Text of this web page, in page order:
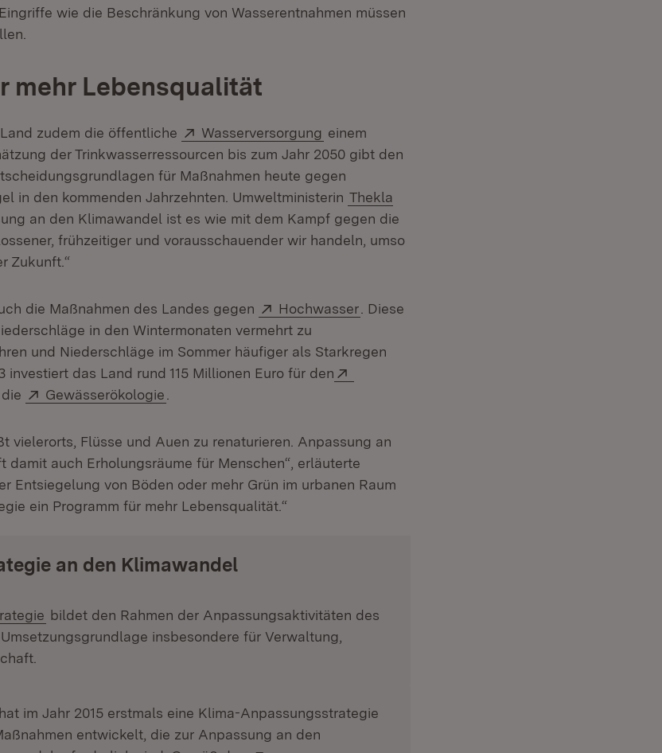
wie die Beschränkung von Wasserentnahmen müssen
mehr Lebensqualität
zudem die öffentliche Extern:
Wasserversorgung (Öffnet in neuem Fenster)
einem
der Trinkwasserressourcen bis zum Jahr 2050 gibt den
für Maßnahmen heute gegen
in den kommenden Jahrzehnten. Umweltministerin Thekla
an den Klimawandel ist es wie mit dem Kampf gegen die
frühzeitiger und vorausschauender wir handeln, umso
Zukunft.“
die Maßnahmen des Landes gegen Extern:
Hochwasser (Öffnet in neuem Fenster)
. Diese
in den Wintermonaten vermehrt zu
und Niederschläge im Sommer häufiger als Starkregen
investiert das Land rund 115 Millionen Euro für den
in neuem Fenster)
Extern:
Gewässerökologie
vielerorts, Flüsse und Auen zu renaturieren. Anpassung an
damit auch Erholungsräume für Menschen“, erläuterte
Entsiegelung von Böden oder mehr Grün im urbanen Raum
ein Programm für mehr Lebensqualität.“
an den Klimawandel
(Öffnet in neuem Fenster)
bildet den Rahmen der Anpassungsaktivitäten des
insbesondere für Verwaltung,
im Jahr 2015 erstmals eine Klima-Anpassungsstrategie
entwickelt, die zur Anpassung an den